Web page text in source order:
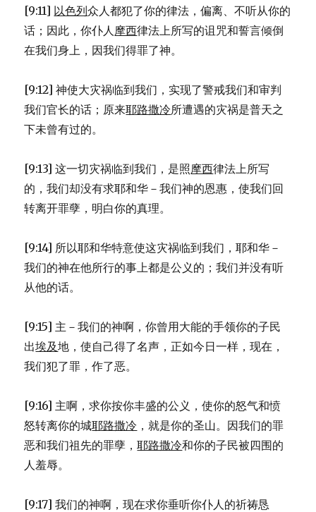
[9:11] 以色列众人都犯了你的律法，偏离、不听从你的
话；因此，你仆人摩西律法上所写的诅咒和誓言倾倒
在我们身上，因我们得罪了神。
[9:12] 神使大灾祸临到我们，实现了警戒我们和审判
我们官长的话；原来耶路撒冷所遭遇的灾祸是普天之
下未曾有过的。
[9:13] 这一切灾祸临到我们，是照摩西律法上所写
的，我们却没有求耶和华－我们神的恩惠，使我们回
转离开罪孽，明白你的真理。
[9:14] 所以耶和华特意使这灾祸临到我们，耶和华－
我们的神在他所行的事上都是公义的；我们并没有听
从他的话。
[9:15] 主－我们的神啊，你曾用大能的手领你的子民
出埃及地，使自己得了名声，正如今日一样，现在，
我们犯了罪，作了恶。
[9:16] 主啊，求你按你丰盛的公义，使你的怒气和愤
怒转离你的城耶路撒冷 ，就是你的圣山。因我们的罪
恶和我们祖先的罪孽，耶路撒冷和你的子民被四围的
人羞辱。
[9:17] 我们的神啊，现在求你垂听你仆人的祈祷恳